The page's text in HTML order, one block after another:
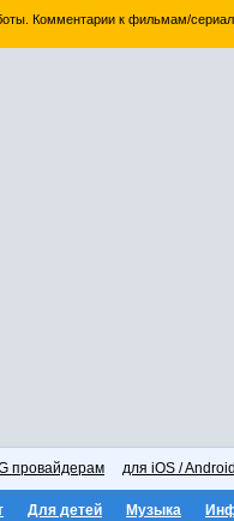
Комментарии к фильмам/
провайдерам для iOS /
Для детей Музыка